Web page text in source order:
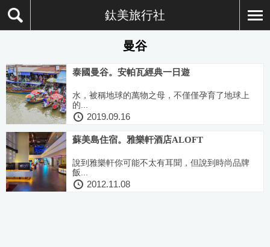
鈦美旅行社
曼谷
泰國曼谷。安帕瓦經典一日遊
水，被稱地球的萬物之母，不僅僅孕育了地球上
的...
2019.09.16
蘇美島住宿。雅樂軒酒店ALOFT
說到雅樂軒你可能不太有耳聞，但說到時尚品牌
飯...
2012.11.08